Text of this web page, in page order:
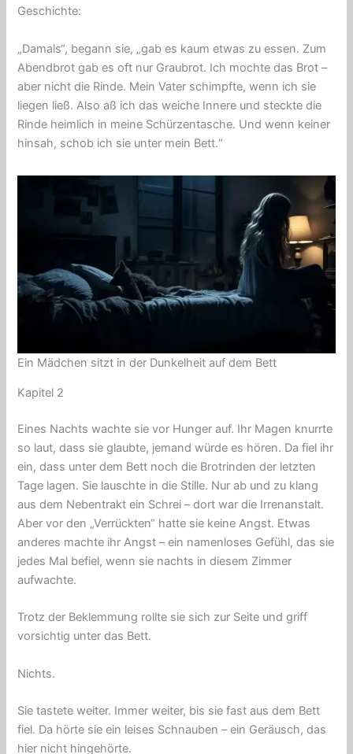
Geschichte:
„Damals“, begann sie, „gab es kaum etwas zu essen. Zum
Abendbrot gab es oft nur Graubrot. Ich mochte das Brot –
aber nicht die Rinde. Mein Vater schimpfte, wenn ich sie
liegen ließ. Also aß ich das weiche Innere und steckte die
Rinde heimlich in meine Schürzentasche. Und wenn keiner
hinsah, schob ich sie unter mein Bett.“
Ein Mädchen sitzt in der Dunkelheit auf dem Bett
Kapitel 2
Eines Nachts wachte sie vor Hunger auf. Ihr Magen knurrte
so laut, dass sie glaubte, jemand würde es hören. Da fiel ihr
ein, dass unter dem Bett noch die Brotrinden der letzten
Tage lagen. Sie lauschte in die Stille. Nur ab und zu klang
aus dem Nebentrakt ein Schrei – dort war die Irrenanstalt.
Aber vor den „Verrückten“ hatte sie keine Angst. Etwas
anderes machte ihr Angst – ein namenloses Gefühl, das sie
jedes Mal befiel, wenn sie nachts in diesem Zimmer
aufwachte.
Trotz der Beklemmung rollte sie sich zur Seite und griff
vorsichtig unter das Bett.
Nichts.
Sie tastete weiter. Immer weiter, bis sie fast aus dem Bett
fiel. Da hörte sie ein leises Schnauben – ein Geräusch, das
hier nicht hingehörte.